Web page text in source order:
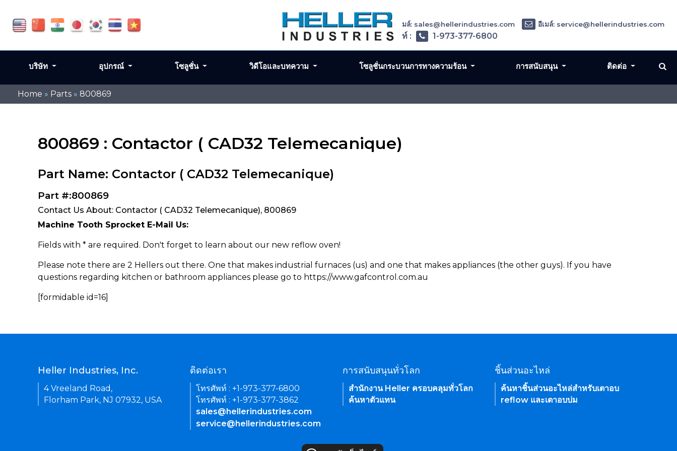
Home » Parts » 800869
800869 : Contactor ( CAD32 Telemecanique)
Part Name: Contactor ( CAD32 Telemecanique)
Part #:800869
Contact Us About: Contactor ( CAD32 Telemecanique), 800869
Machine Tooth Sprocket E-Mail Us:
Fields with * are required. Don't forget to learn about our new reflow oven!
Please note there are 2 Hellers out there. One that makes industrial furnaces (us) and one that makes appliances (the other guys). If you have
questions regarding kitchen or bathroom appliances please go to https://www.gafcontrol.com.au
[formidable id=16]
อีเมล์: sales@hellerindustries.com อีเมล์: service@hellerindustries.com
โทรศัพท์ : 1-973-377-6800
บริษัท อุปกรณ์ โซลูชั่น วิดีโอและบทความ โซลูชั่นกระบวนการทางความร้อน การสนับสนุน ติดต่อ
Heller Industries, Inc.
4 Vreeland Road,
Florham Park, NJ 07932, USA
ติดต่อเรา
โทรศัพท์ : +1-973-377-6800
โทรศัพท์ : +1-973-377-3862
sales@hellerindustries.com
service@hellerindustries.com
การสนับสนุนทั่วโลก
สำนักงาน Heller ครอบคลุมทั่วโลก
ค้นหาตัวแทน
ชิ้นส่วนอะไหล่
ค้นหาชิ้นส่วนอะไหล่สำหรับเตาอบ
reflow และเตาอบบ่ม